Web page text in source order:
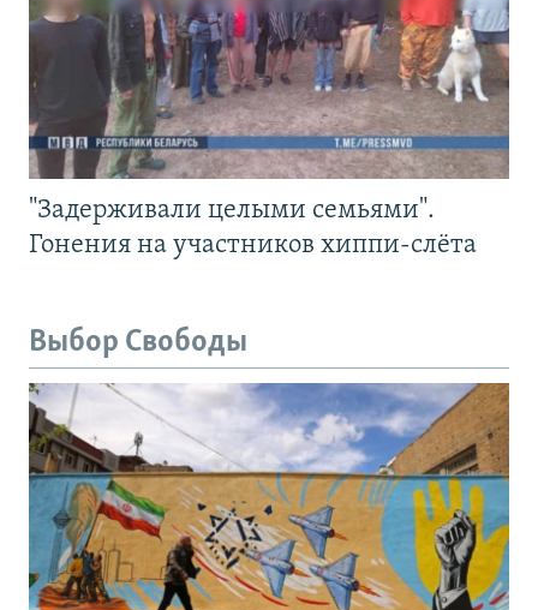
"Задерживали целыми семьями".
Гонения на участников хиппи-слёта
Выбор Свободы